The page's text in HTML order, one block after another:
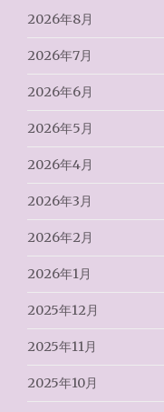
2026年8月
2026年7月
2026年6月
2026年5月
2026年4月
2026年3月
2026年2月
2026年1月
2025年12月
2025年11月
2025年10月